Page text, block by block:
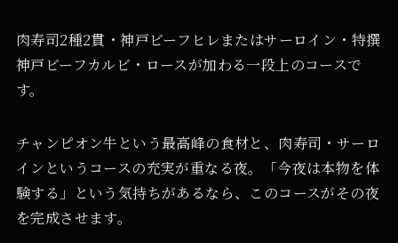
肉寿司2種2貫・神戸ビーフヒレまたはサーロイン・特撰
神戸ビーフカルビ・ロースが加わる一段上のコースで
す。
チャンピオン牛という最高峰の食材と、肉寿司・サーロ
インというコースの充実が重なる夜。「今夜は本物を体
験する」という気持ちがあるなら、このコースがその夜
を完成させます。